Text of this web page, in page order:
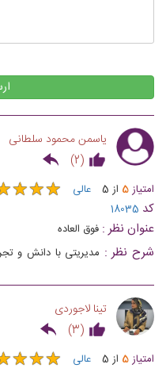
یاسمن محمود سلطانی
(
2
)
امتیاز5 از 5 عالی ★★★
★★★
کد 18035
عنوان نظر : فوق العاده
شرح نظر : مدیریتی با دانش و
اطلاعاتی یه روز، پکیجی کامل
تینا لاجوردی
(
3
)
امتیاز5 از 5 عالی ★★★
★★★